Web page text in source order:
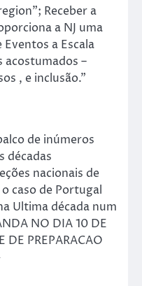
Receber a
a NJ uma
a Escala
acostumados –
, e inclusão.”
de inúmeros
décadas
nacionais de
caso de Portugal
Ultima década num
NO DIA 10 DE
DE PREPARACAO